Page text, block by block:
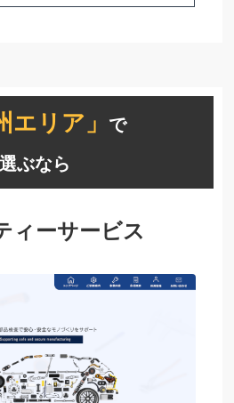
エリア」
で
選ぶなら
ィーサービス